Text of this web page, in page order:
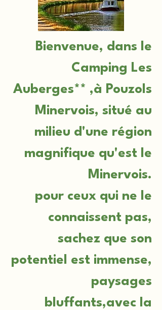
Bienvenue, dans le
Camping Les
Auberges** ,à Pouzols
Minervois, situé au
milieu d'une région
magnifique qu'est le
Minervois.
pour ceux qui ne le
connaissent pas,
sachez que son
potentiel est immense,
paysages
bluffants,avec la